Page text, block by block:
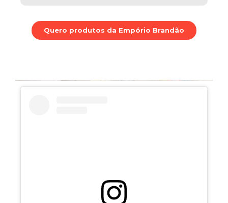
Quero produtos da Empório Brandão